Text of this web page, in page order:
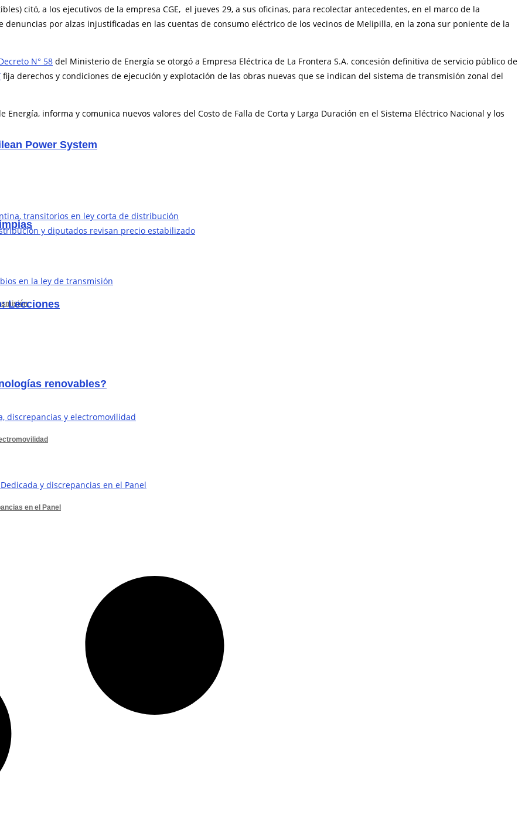
Power System
Lecciones
renovables?
citó, a los ejecutivos de la empresa CGE, el jueves 29, a sus oficinas, para recolectar antecedentes, en el marco de la
por alzas injustificadas en las cuentas de consumo eléctrico de los vecinos de Melipilla, en la zona sur poniente de la
N° 58 del Ministerio de Energía se otorgó a Empresa Eléctrica de La Frontera S.A. concesión definitiva de servicio público de
fija derechos y condiciones de ejecución y explotación de las obras nuevas que se indican del sistema de transmisión zonal del
Energía, informa y comunica nuevos valores del Costo de Falla de Corta y Larga Duración en el Sistema Eléctrico Nacional y los
transitorios en ley corta de distribución
y diputados revisan precio estabilizado
en el Panel